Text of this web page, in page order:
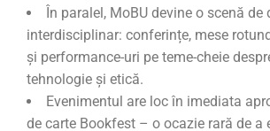
În paralel, MoBU devine o scenă de
interdisciplinar: conferințe, mese
și performance-uri pe teme-cheie
tehnologie și etică.
Evenimentul are loc în imediata
de carte Bookfest – o ocazie rară de a